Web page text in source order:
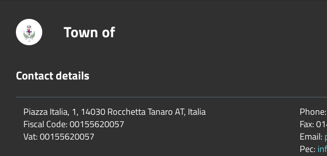
Town of
Contact details
Piazza Italia, 1, 14030 Rocchetta Tanaro AT, Italia
Fiscal Code:00155620057
Vat:00155620057
Phone:
Fax:
Email:
Pec: